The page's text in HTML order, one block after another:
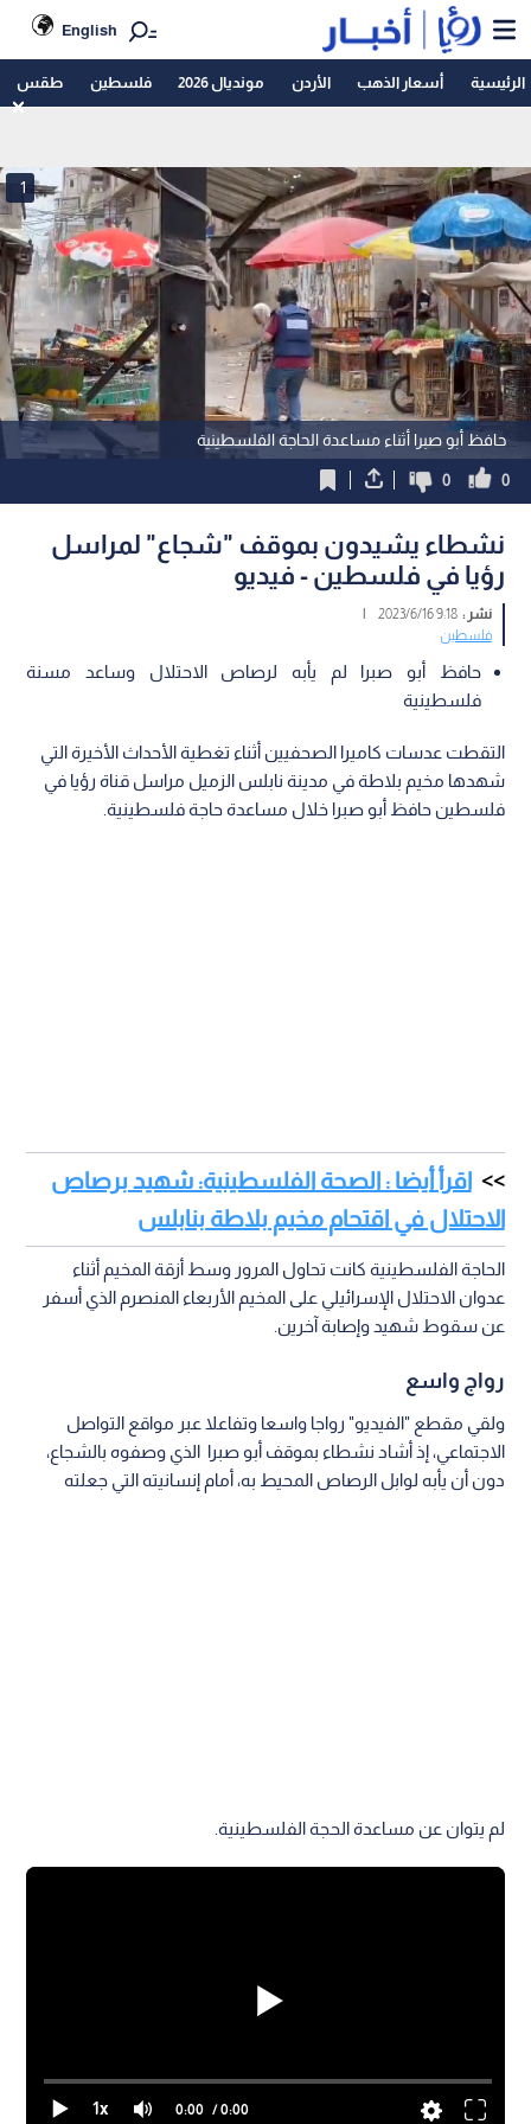
English
الرئيسية أسعار الذهب الأردن مونديال 2026 فلسطين طقس
حافظ أبو صبرا أثناء مساعدة الحاجة الفلسطينية
1
0
0
نشطاء يشيدون بموقف "شجاع" لمراسل
رؤيا في فلسطين - فيديو
نشر :9:18 2023/6/16
|
فلسطين
حافظ أبو صبرا لم يأبه لرصاص الاحتلال وساعد مسنة
فلسطينية
التقطت عدسات كاميرا الصحفيين أثناء تغطية الأحداث الأخيرة التي
شهدها مخيم بلاطة في مدينة نابلس الزميل مراسل قناة رؤيا في
فلسطين حافظ أبو صبرا خلال مساعدة حاجة فلسطينية.
اقرأ أيضا : الصحة الفلسطينية: شهيد برصاص
الاحتلال في اقتحام مخيم بلاطة بنابلس
الحاجة الفلسطينية كانت تحاول المرور وسط أزقة المخيم أثناء
عدوان الاحتلال الإسرائيلي على المخيم الأربعاء المنصرم الذي أسفر
عن سقوط شهيد وإصابة آخرين.
رواج واسع
ولقي مقطع "الفيديو" رواجا واسعا وتفاعلا عبر مواقع التواصل
الاجتماعي، إذ أشاد نشطاء بموقف أبو صبرا الذي وصفوه بالشجاع،
دون أن يأبه لوابل الرصاص المحيط به، أمام إنسانيته التي جعلته
لم يتوان عن مساعدة الحجة الفلسطينية.
1x 0:00 / 0:00